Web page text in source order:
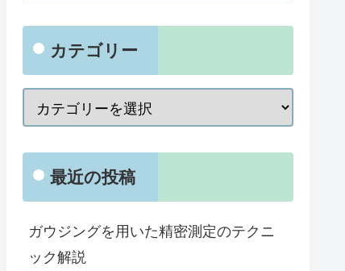
カテゴリー
最近の投稿
ガウジングを用いた精密測定のテクニ
ック解説